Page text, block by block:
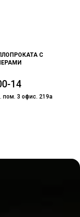
С
14
пом. 3 офис. 219а